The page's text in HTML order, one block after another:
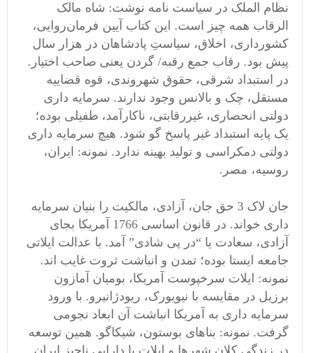
نظام الملک در سیاست نامه نوشت: شاه مالک
الرقاب همه چیز است. این کتاب آیین فرمان‌روایی،
کشورداری، اخلاق، سیاستِ پادشاهان در هزار سال
پیش بود. رقاب جمع رقبه/ گردن یعنی صاحب ‌اختیار.
در استبداد شرقی، حقوق شهروندی، قوه قضاییه
مستقل، چک و بالانس وجود ندارند. سرمایه داری
دولتی انحصاری، غیررقابتی، ناکارآمد، طفیلی بوده؛
یک پایه استبداد غیر پاسخ گو شود. هیچ سرمایه داری
دولتی دمکراسی و تولید بهینه ندارد. نمونه: ایران،
روسیه، مصر.
جان لاک 3 حق جان، آزادی، مالکیت را بنیان سرمایه
داری خواند. در قانون اساسی 1766 آمریکا بجای
آزادی، سعادت یا “در پی شادی” آمد. با عدالت ایلاتی
جامعه ایستا بوده؛ تمدن و انباشت ثروت غایب اند.
نمونه: ایلات سرخپوست آمریکا، بومیان آمازون
برزیل در مقایسه با نیویورک، ریودژانیرو. با ورود
سرمایه داری به آمریکا انباشت آن ابعاد نجومی
گرفت. نمونه: بناهای بوستون، شیکاگو. همین توسعه
در زندگی کلان شهرها و ایلات با دارایی ناچیز ایران